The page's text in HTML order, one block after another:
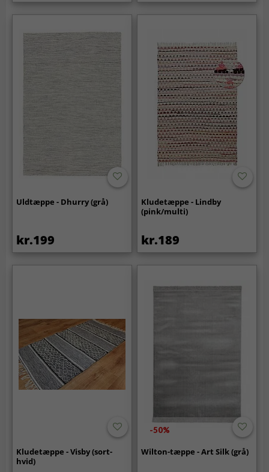
Uldtæppe - Dhurry (grå)
kr.199
Kludetæppe - Lindby
(pink/multi)
kr.189
Kludetæppe - Visby (sort-
hvid)
-50%
Wilton-tæppe - Art Silk (grå)